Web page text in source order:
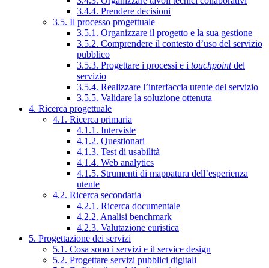
3.4.4. Prendere decisioni
3.5. Il processo progettuale
3.5.1. Organizzare il progetto e la sua gestione
3.5.2. Comprendere il contesto d’uso del servizio
pubblico
3.5.3. Progettare i processi e i touchpointdel
servizio
3.5.4. Realizzare l’interfaccia utente del servizio
3.5.5. Validare la soluzione ottenuta
4. Ricerca progettuale
4.1. Ricerca primaria
4.1.1. Interviste
4.1.2. Questionari
4.1.3. Test di usabilità
4.1.4. Web analytics
4.1.5. Strumenti di mappatura dell’esperienza
utente
4.2. Ricerca secondaria
4.2.1. Ricerca documentale
4.2.2. Analisi benchmark
4.2.3. Valutazione euristica
5. Progettazione dei servizi
5.1. Cosa sono i servizi e il service design
5.2. Progettare servizi pubblici digitali